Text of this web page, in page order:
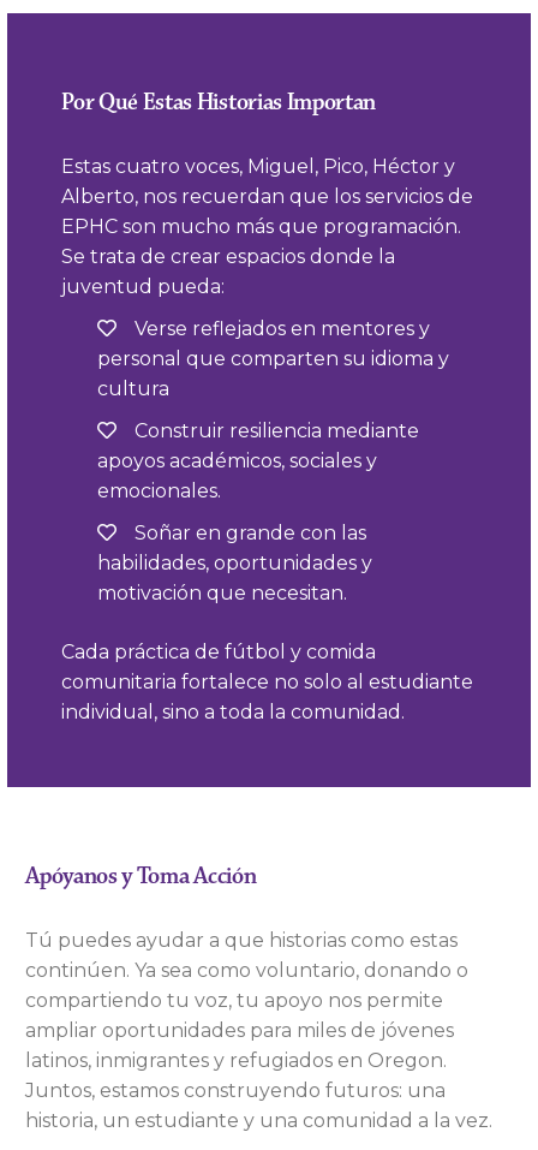
Por Qué Estas Historias Importan
Estas cuatro voces, Miguel, Pico, Héctor y
Alberto, nos recuerdan que los servicios de
EPHC son mucho más que programación.
Se trata de crear espacios donde la
juventud pueda:
Verse reflejados en mentores y
personal que comparten su idioma y
cultura
Construir resiliencia mediante
apoyos académicos, sociales y
emocionales.
Soñar en grande con las
habilidades, oportunidades y
motivación que necesitan.
Cada práctica de fútbol y comida
comunitaria fortalece no solo al estudiante
individual, sino a toda la comunidad.
Apóyanos y Toma Acción
Tú puedes ayudar a que historias como estas
continúen. Ya sea como voluntario, donando o
compartiendo tu voz, tu apoyo nos permite
ampliar oportunidades para miles de jóvenes
latinos, inmigrantes y refugiados en Oregon.
Juntos, estamos construyendo futuros: una
historia, un estudiante y una comunidad a la vez.